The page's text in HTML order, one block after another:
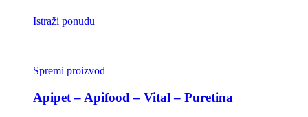
Istraži ponudu
Spremi proizvod
Apipet – Apifood – Vital – Puretina